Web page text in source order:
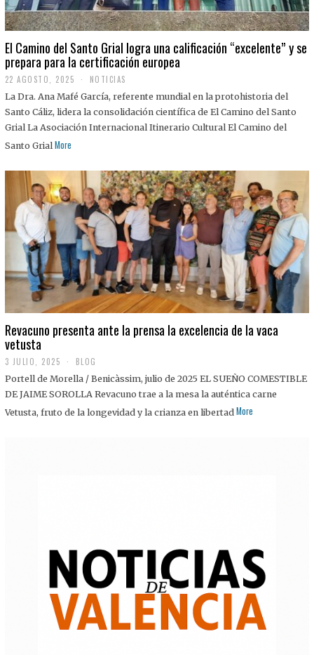
El Camino del Santo Grial logra una calificación “excelente” y se
prepara para la certificación europea
22 AGOSTO, 2025
2
A
G
O
S
2
5
NOTICIAS
La Dra. Ana Mafé García, referente mundial en la protohistoria del
Santo Cáliz, lidera la consolidación científica de El Camino del Santo
Grial La Asociación Internacional Itinerario Cultural El Camino del
Santo Grial More
Revacuno presenta ante la prensa la excelencia de la vaca
vetusta
3 JULIO, 2025
J
U
I
BLOG
Portell de Morella / Benicàssim, julio de 2025 EL SUEÑO COMESTIBLE
DE JAIME SOROLLA Revacuno trae a la mesa la auténtica carne
Vetusta, fruto de la longevidad y la crianza en libertad More